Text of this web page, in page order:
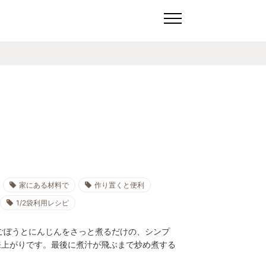
家にある材料で
作り置くと便利
1/2袋利用レシピ
うとにんじんをさっと煮るだけの、シンプ
がりです。最後に煮汁が飛ぶまで炒め煮する